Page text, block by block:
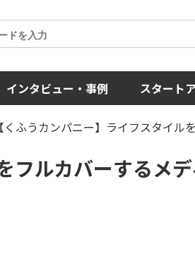
インタビュー・事例 スタート
くふうカンパニー】ライフスタイル
フルカバーするメ